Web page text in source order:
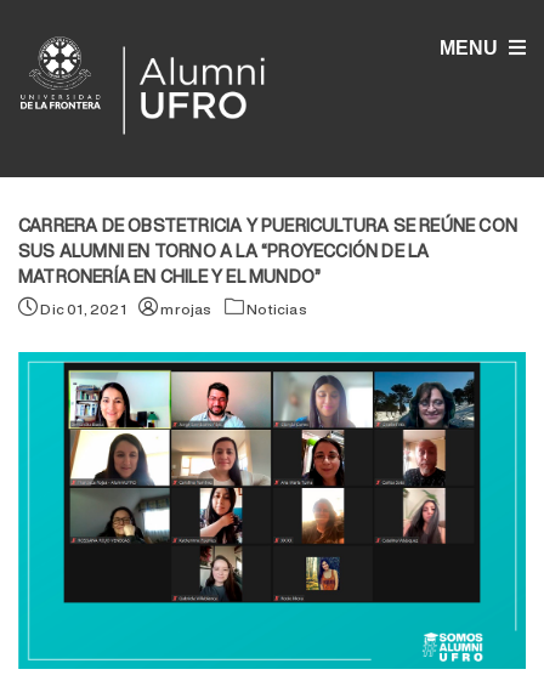
MENU
CARRERA DE OBSTETRICIA Y PUERICULTURA SE REÚNE CON
SUS ALUMNI EN TORNO A LA “PROYECCIÓN DE LA
MATRONERÍA EN CHILE Y EL MUNDO”
Dic 01, 2021 mrojas Noticias